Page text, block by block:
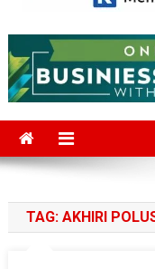
TAG: AKHIRI